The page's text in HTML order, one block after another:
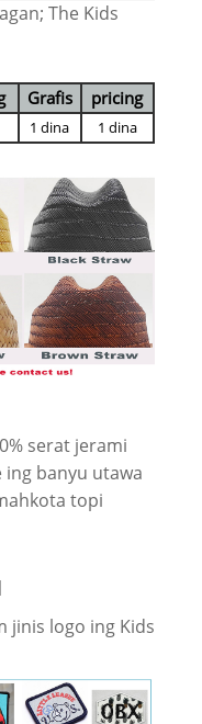
The Kids
Grafis pricing
1 dina 1 dina
serat jerami
banyu utawa
topi
jinis logo ing Kids